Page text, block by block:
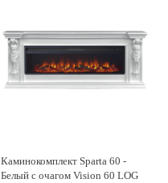
Каминокомплект Sparta 60 -
Белый с очагом Vision 60 LOG